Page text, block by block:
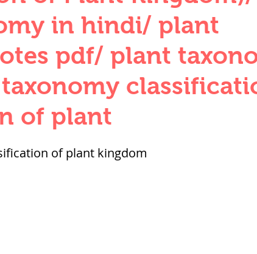
MATERIALS SURVEYING
ENGNN
in hindi/ plant
pdf/ plant
of plant
of plant kingdom